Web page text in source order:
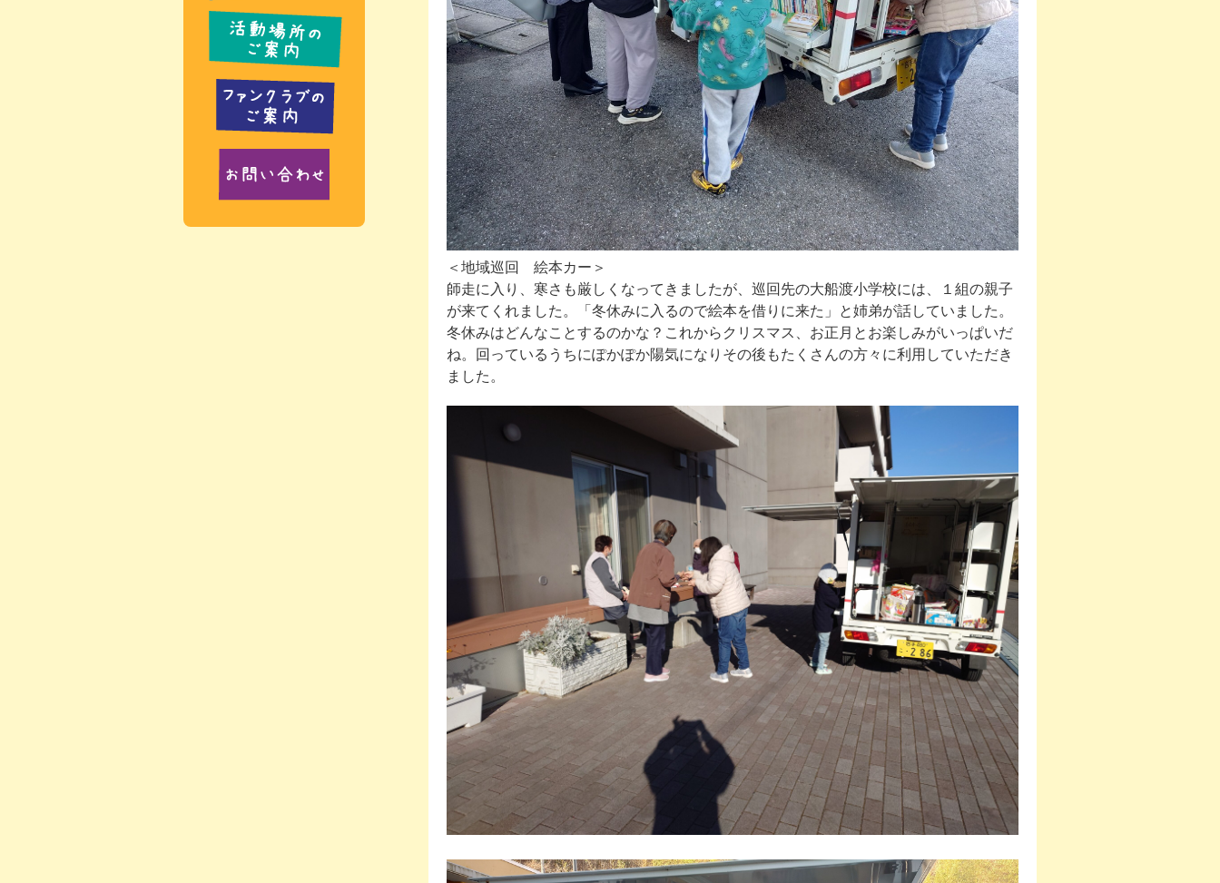
＜地域巡回 絵本カー＞
師走に入り、寒さも厳しくなってきましたが、巡回先の大船渡小学校には、１組の親子
が来てくれました。「冬休みに入るので絵本を借りに来た」と姉弟が話していました。
冬休みはどんなことするのかな？これからクリスマス、お正月とお楽しみがいっぱいだ
ね。回っているうちにぽかぽか陽気になりその後もたくさんの方々に利用していただき
ました。